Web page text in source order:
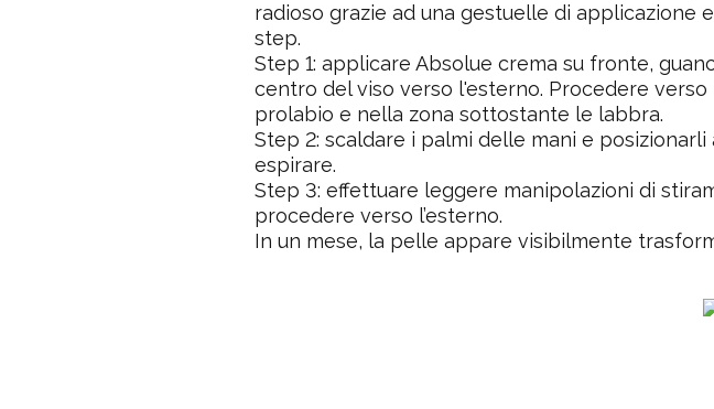
radioso grazie ad una gestuelle di
step.
Step 1: applicare Absolue crema su fronte,
centro del viso verso l'esterno. Procedere
prolabio e nella zona sottostante le labbra.
Step 2: scaldare i palmi delle mani e
espirare.
Step 3: effettuare leggere manipolazioni di
procedere verso l’esterno.
In un mese, la pelle appare visibilmente